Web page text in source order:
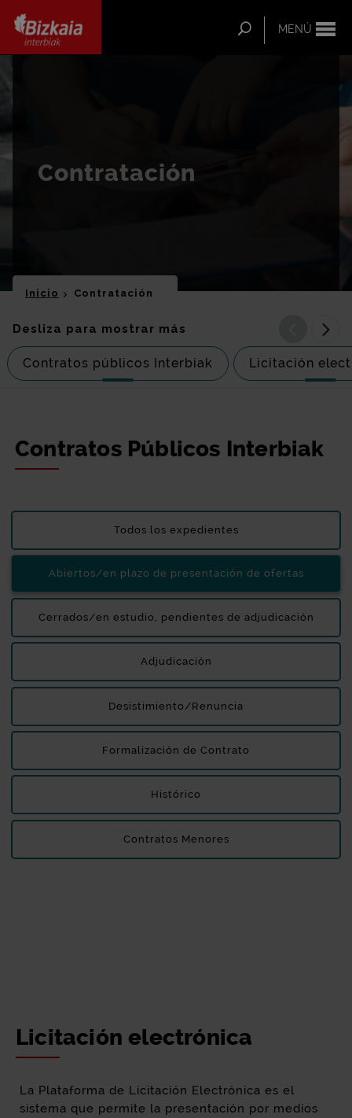
MENÚ
Buscar
Inicio Contratación
Contratación
Desliza para mostrar más Anterior
Contratos públicos Interbiak Licitación
Contratos Públicos Interbiak
Todos los expedientes
Abiertos/en plazo de presentación de ofertas
Cerrados/en estudio, pendientes de adjudicación
Adjudicación
Desistimiento/Renuncia
Formalización de Contrato
Histórico
Contratos Menores
Licitación electrónica
La Plataforma de Licitación Electrónica es el
sistema que permite la presentación por medios